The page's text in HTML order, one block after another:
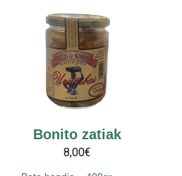
Bonito zatiak
8,00€